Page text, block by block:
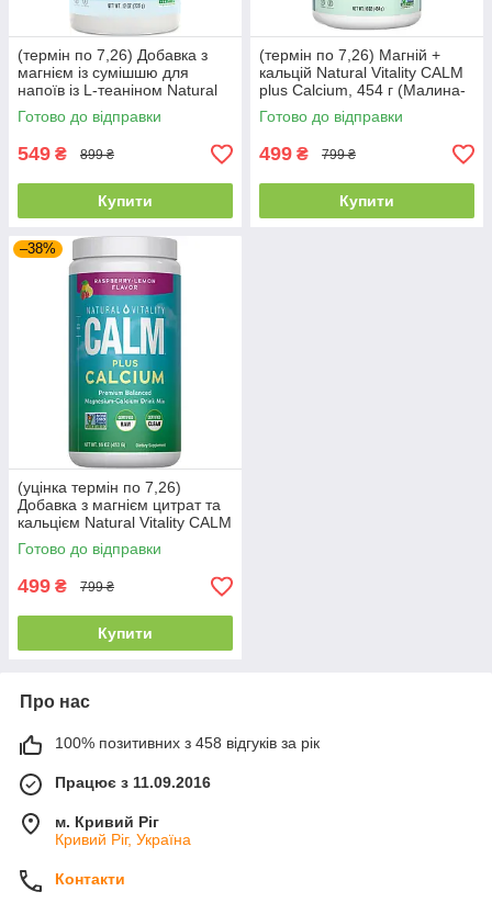
(термін по 7,26) Добавка з
магнієм із сумішшю для
напоїв із L-теаніном Natural
Vitality CALM Mind 339 г (113
порц.) мед і ромашка
Готово до відправки
549 ₴ 899 ₴
Купити
(термін по 7,26) Магній +
кальцій Natural Vitality CALM
plus Calcium, 454 г (Малина-
лимон) | Підтримка нервової
системи та кісток
Готово до відправки
499 ₴ 799 ₴
Купити
–38%
(уцінка термін по 7,26)
Добавка з магнієм цитрат та
кальцієм Natural Vitality CALM
plus Calcium 453 г (малина-
лимон)
Готово до відправки
499 ₴ 799 ₴
Купити
Про нас
100% позитивних з 458 відгуків за рік
Працює з 11.09.2016
м. Кривий Ріг
Кривий Ріг, Україна
Контакти